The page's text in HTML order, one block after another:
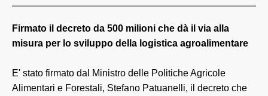
Firmato il decreto da 500 milioni che dà il via alla
misura per lo sviluppo della logistica agroalimentare
E' stato firmato dal Ministro delle Politiche Agricole
Alimentari e Forestali, Stefano Patuanelli, il decreto che